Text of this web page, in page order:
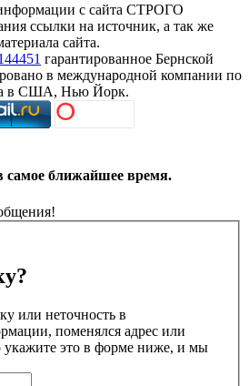
с сайта СТРОГО
ссылки на источник, а так же
сайта.
гарантированное Бернской
в международной компании по
в США, Нью Йорк.
ближайшее время.
или неточность в
поменялся адрес или
укажите это в форме ниже, и мы